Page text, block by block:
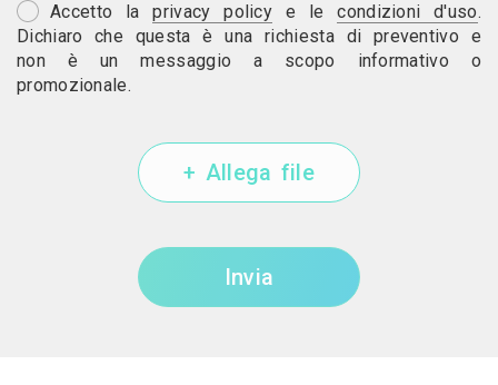
Accetto laprivacy policy e lecondizioni d'uso.
Dichiaro che questa è una richiesta di preventivo e
non è un messaggio a scopo informativo o
promozionale.
+ Allega file
Invia